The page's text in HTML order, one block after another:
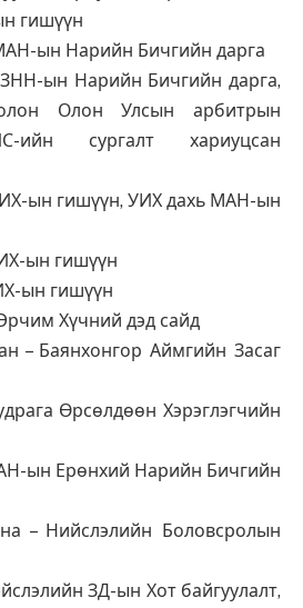
гишүүн
ын Нарийн Бичгийн дарга
ын Нарийн Бичгийн дарга,
Олон Улсын арбитрын
ийн сургалт хариуцсан
ын гишүүн, УИХ дахь МАН-ын
ын гишүүн
ын гишүүн
Хүчний дэд сайд
– Баянхонгор Аймгийн Засаг
Өрсөлдөөн Хэрэглэгчийн
ын Ерөнхий Нарийн Бичгийн
– Нийслэлийн Боловсролын
ЗД-ын Хот байгуулалт,